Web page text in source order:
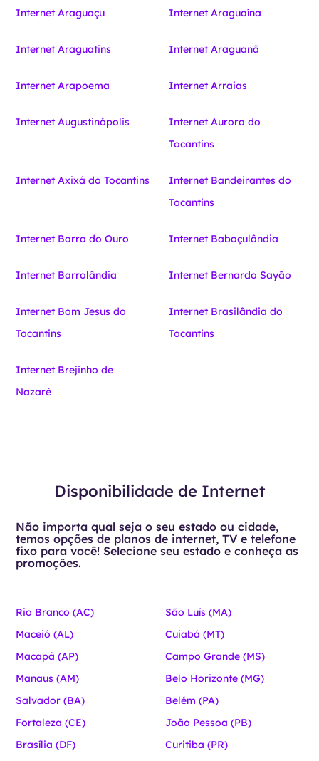
Internet Araguaçu Internet Araguaína
Internet Araguatins Internet Araguanã
Internet Arapoema Internet Arraias
Internet Augustinópolis
Internet Aurora do
Tocantins
Internet Axixá do Tocantins
Internet Bandeirantes do
Tocantins
Internet Barra do Ouro Internet Babaçulândia
Internet Barrolândia Internet Bernardo Sayão
Internet Bom Jesus do
Tocantins
Internet Brasilândia do
Tocantins
Internet Brejinho de
Nazaré
Disponibilidade de Internet
Não importa qual seja o seu estado ou cidade,
temos opções de planos de internet, TV e telefone
fixo para você! Selecione seu estado e conheça as
promoções.
Rio Branco (AC)
Maceió (AL)
Macapá (AP)
Manaus (AM)
Salvador (BA)
Fortaleza (CE)
Brasília (DF)
São Luís (MA)
Cuiabá (MT)
Campo Grande (MS)
Belo Horizonte (MG)
Belém (PA)
João Pessoa (PB)
Curitiba (PR)